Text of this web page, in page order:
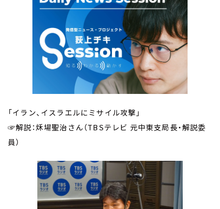
「イラン、イスラエルにミサイル攻撃」
☞解説：秌場聖治さん（TBSテレビ 元中東支局長・解説委
員）